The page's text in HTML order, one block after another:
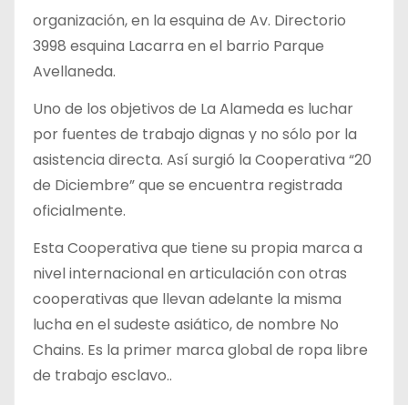
organización, en la esquina de Av. Directorio
3998 esquina Lacarra en el barrio Parque
Avellaneda.
Uno de los objetivos de La Alameda es luchar
por fuentes de trabajo dignas y no sólo por la
asistencia directa. Así surgió la Cooperativa “20
de Diciembre” que se encuentra registrada
oficialmente.
Esta Cooperativa que tiene su propia marca a
nivel internacional en articulación con otras
cooperativas que llevan adelante la misma
lucha en el sudeste asiático, de nombre No
Chains. Es la primer marca global de ropa libre
de trabajo esclavo..